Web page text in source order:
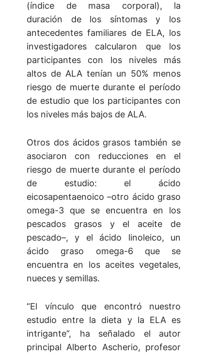
(índice de masa corporal), la
duración de los síntomas y los
antecedentes familiares de ELA, los
investigadores calcularon que los
participantes con los niveles más
altos de ALA tenían un 50% menos
riesgo de muerte durante el período
de estudio que los participantes con
los niveles más bajos de ALA.
Otros dos ácidos grasos también se
asociaron con reducciones en el
riesgo de muerte durante el período
de estudio: el ácido
eicosapentaenoico –otro ácido graso
omega-3 que se encuentra en los
pescados grasos y el aceite de
pescado–, y el ácido linoleico, un
ácido graso omega-6 que se
encuentra en los aceites vegetales,
nueces y semillas.
“El vínculo que encontró nuestro
estudio entre la dieta y la ELA es
intrigante”, ha señalado el autor
principal Alberto Ascherio, profesor